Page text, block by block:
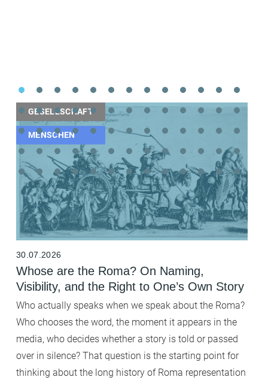
GESELLSCHAFT
MENSCHEN
30.07.2026
Whose are the Roma? On Naming,
Visibility, and the Right to One’s Own Story
Who actually speaks when we speak about the Roma?
Who chooses the word, the moment it appears in the
media, who decides whether a story is told or passed
over in silence? That question is the starting point for
thinking about the long history of Roma representation